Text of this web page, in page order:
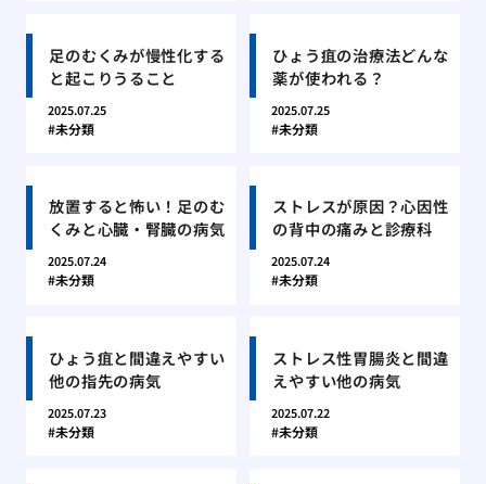
足のむくみが慢性化する
と起こりうること
2025.07.25
未分類
ひょう疽の治療法どんな
薬が使われる？
2025.07.25
未分類
放置すると怖い！足のむ
くみと心臓・腎臓の病気
2025.07.24
未分類
ストレスが原因？心因性
の背中の痛みと診療科
2025.07.24
未分類
ひょう疽と間違えやすい
他の指先の病気
2025.07.23
未分類
ストレス性胃腸炎と間違
えやすい他の病気
2025.07.22
未分類